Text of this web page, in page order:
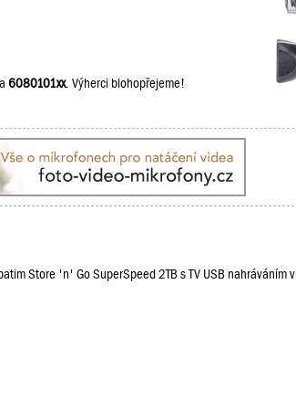
6080101xx. Výherci blohopřejeme!
Store 'n' Go SuperSpeed 2TB s TV USB nahráváním v